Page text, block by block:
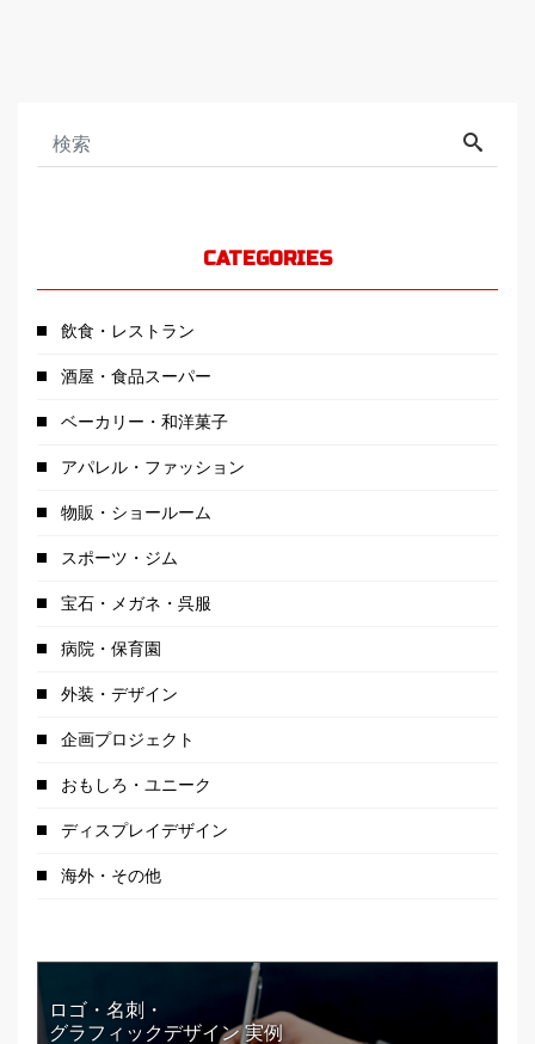
CATEGORIES
飲食・レストラン
酒屋・食品スーパー
ベーカリー・和洋菓子
アパレル・ファッション
物販・ショールーム
スポーツ・ジム
宝石・メガネ・呉服
病院・保育園
外装・デザイン
企画プロジェクト
おもしろ・ユニーク
ディスプレイデザイン
海外・その他
ロゴ・名刺・
グラフィックデザイン 実例